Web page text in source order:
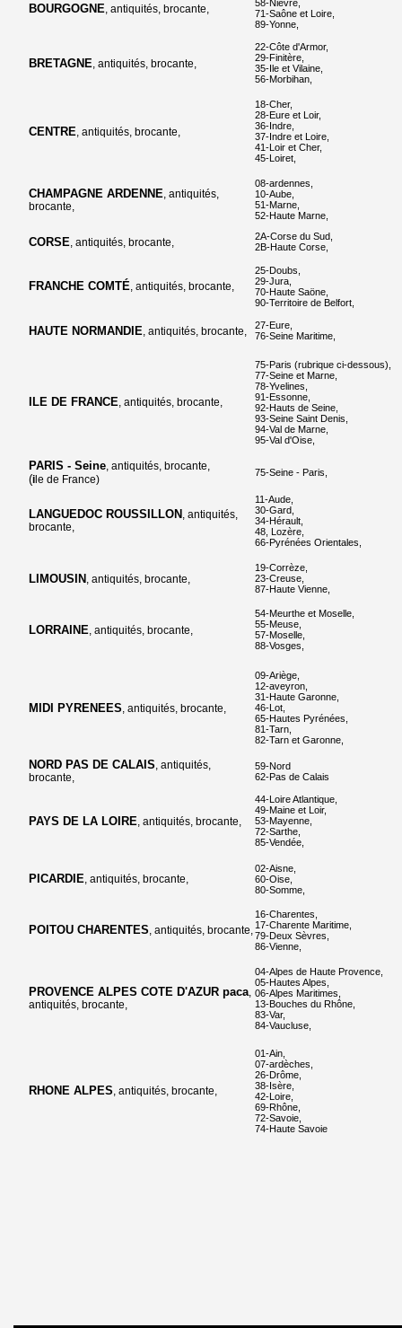
BOURGOGNE, antiquités, brocante,
58-Nièvre,
71-Saône et Loire,
89-Yonne,
BRETAGNE, antiquités, brocante,
22-Côte d'Armor,
29-Finitère,
35-Ile et Vilaine,
56-Morbihan,
CENTRE, antiquités, brocante,
18-Cher,
28-Eure et Loir,
36-Indre,
37-Indre et Loire,
41-Loir et Cher,
45-Loiret,
CHAMPAGNE ARDENNE, antiquités,
brocante,
08-ardennes,
10-Aube,
51-Marne,
52-Haute Marne,
CORSE, antiquités, brocante,
2A-Corse du Sud,
2B-Haute Corse,
FRANCHE COMTÉ, antiquités, brocante,
25-Doubs,
29-Jura,
70-Haute Saöne,
90-Territoire de Belfort,
HAUTE NORMANDIE, antiquités, brocante,
27-Eure,
76-Seine Maritime,
ILE DE FRANCE, antiquités, brocante,
75-Paris (rubrique ci-dessous),
77-Seine et Marne,
78-Yvelines,
91-Essonne,
92-Hauts de Seine,
93-Seine Saint Denis,
94-Val de Marne,
95-Val d'Oise,
PARIS - Seine, antiquités, brocante,
(i le de France)
75-Seine - Paris,
LANGUEDOC ROUSSILLON , antiquités,
brocante,
11-Aude,
30-Gard,
34-Hérault,
48, Lozère,
66-Pyrénées Orientales,
LIMOUSIN , antiquités, brocante,
19-Corrèze,
23-Creuse,
87-Haute Vienne,
LORRAINE, antiquités, brocante,
54-Meurthe et Moselle,
55-Meuse,
57-Moselle,
88-Vosges,
MIDI PYRENEES, antiquités, brocante,
09-Ariège,
12-aveyron,
31-Haute Garonne,
46-Lot,
65-Hautes Pyrénées,
81-Tarn,
82-Tarn et Garonne,
NORD PAS DE CALAIS, antiquités,
brocante,
59-Nord
62-Pas de Calais
PAYS DE LA LOIRE, antiquités, brocante,
44-Loire Atlantique,
49-Maine et Loir,
53-Mayenne,
72-Sarthe,
85-Vendée,
PICARDIE, antiquités, brocante,
02-Aisne,
60-Oise,
80-Somme,
POITOU CHARENTES, antiquités, brocante,
16-Charentes,
17-Charente Maritime,
79-Deux Sèvres,
86-Vienne,
PROVENCE ALPES COTE D'AZUR paca,
antiquités, brocante,
04-Alpes de Haute Provence,
05-Hautes Alpes,
06-Alpes Maritimes,
13-Bouches du Rhône,
83-Var,
84-Vaucluse,
RHONE ALPES, antiquités, brocante,
01-Ain,
07-ardèches,
26-Drôme,
38-Isère,
42-Loire,
69-Rhône,
72-Savoie,
74-Haute Savoie